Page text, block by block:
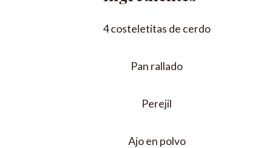
4 costeletitas de cerdo
Pan rallado
Perejil
Ajo en polvo